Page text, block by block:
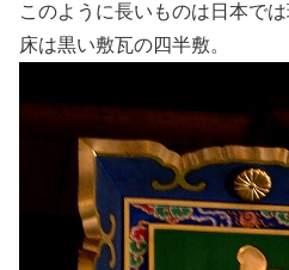
このように長いものは日本では
床は黒い敷瓦の四半敷。